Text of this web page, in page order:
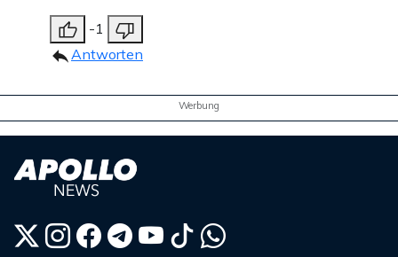
-1
Antworten
Werbung